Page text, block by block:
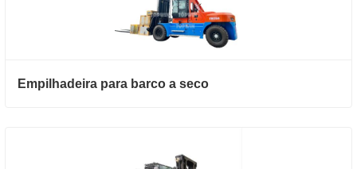
Empilhadeira para barco a seco